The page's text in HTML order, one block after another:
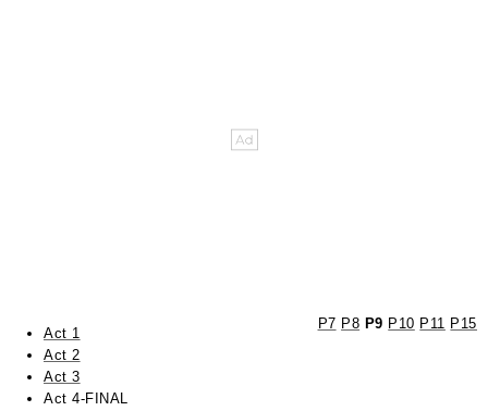
Act 1
Act 2
Act 3
Act 4-FINAL
P7 P8 P9 P10 P11 P15